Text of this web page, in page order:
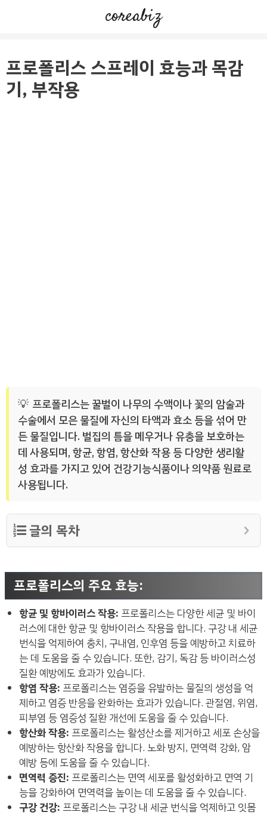
로
건
너
coreabiz
프로폴리스 스프레이 효능과 목감
기, 부작용
프로폴리스는 꿀벌이 나무의 수액이나 꽃의 암술과
수술에서 모은 물질에 자신의 타액과 효소 등을 섞어 만
든 물질입니다. 벌집의 틈을 메우거나 유충을 보호하는
데 사용되며, 항균, 항염, 항산화 작용 등 다양한 생리활
성 효과를 가지고 있어 건강기능식품이나 의약품 원료로
사용됩니다.
글의 목차
프로폴리스의 주요 효능:
항균 및 항바이러스 작용: 프로폴리스는 다양한 세균 및 바이
러스에 대한 항균 및 항바이러스 작용을 합니다. 구강 내 세균
번식을 억제하여 충치, 구내염, 인후염 등을 예방하고 치료하
는 데 도움을 줄 수 있습니다. 또한, 감기, 독감 등 바이러스성
질환 예방에도 효과가 있습니다.
항염 작용: 프로폴리스는 염증을 유발하는 물질의 생성을 억
제하고 염증 반응을 완화하는 효과가 있습니다. 관절염, 위염,
피부염 등 염증성 질환 개선에 도움을 줄 수 있습니다.
항산화 작용: 프로폴리스는 활성산소를 제거하고 세포 손상을
예방하는 항산화 작용을 합니다. 노화 방지, 면역력 강화, 암
예방 등에 도움을 줄 수 있습니다.
면역력 증진: 프로폴리스는 면역 세포를 활성화하고 면역 기
능을 강화하여 면역력을 높이는 데 도움을 줄 수 있습니다.
구강 건강: 프로폴리스는 구강 내 세균 번식을 억제하고 잇몸